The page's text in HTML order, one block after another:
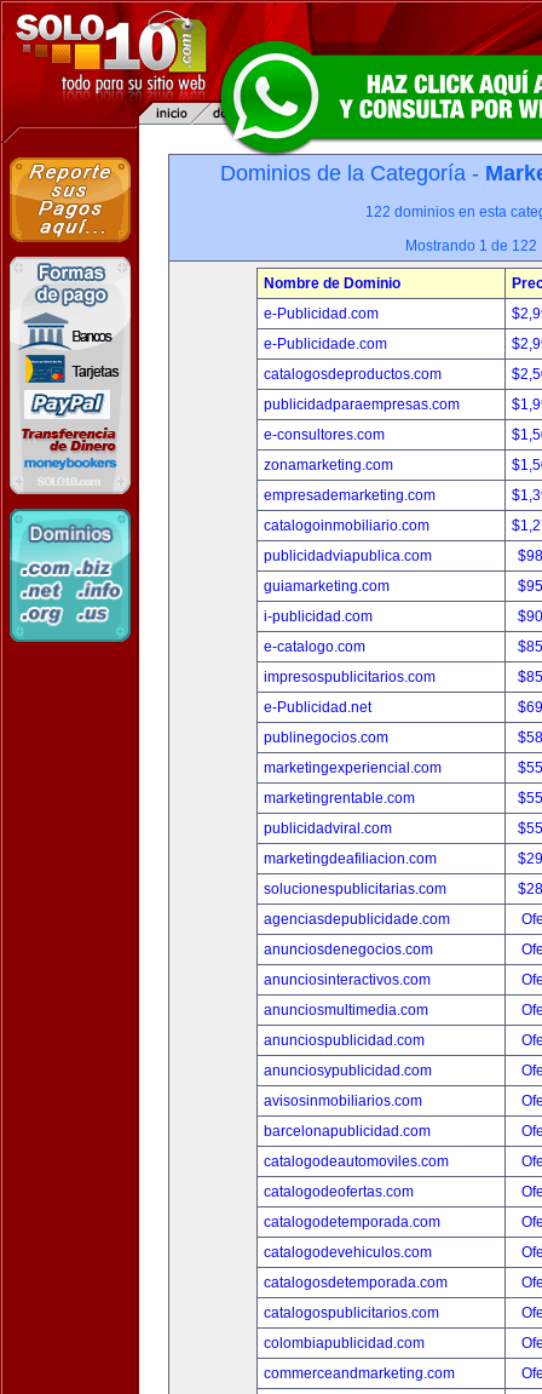
Dominios de la Categoría -
122 dominios en esta
Mostrando 1 de 122
Nombre de Dominio
e-Publicidad.com
e-Publicidade.com
catalogosdeproductos.com
publicidadparaempresas.com
e-consultores.com
zonamarketing.com
empresademarketing.com
catalogoinmobiliario.com
publicidadviapublica.com
guiamarketing.com
i-publicidad.com
e-catalogo.com
impresospublicitarios.com
e-Publicidad.net
publinegocios.com
marketingexperiencial.com
marketingrentable.com
publicidadviral.com
marketingdeafiliacion.com
solucionespublicitarias.com
agenciasdepublicidade.com
anunciosdenegocios.com
anunciosinteractivos.com
anunciosmultimedia.com
anunciospublicidad.com
anunciosypublicidad.com
avisosinmobiliarios.com
barcelonapublicidad.com
catalogodeautomoviles.com
catalogodeofertas.com
catalogodetemporada.com
catalogodevehiculos.com
catalogosdetemporada.com
catalogospublicitarios.com
colombiapublicidad.com
commerceandmarketing.com